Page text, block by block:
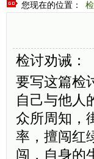
您现在的位置：
检讨劝诫：
要写这篇检
自己与他人
众所周知，
率，擅闯红
闯，自身的